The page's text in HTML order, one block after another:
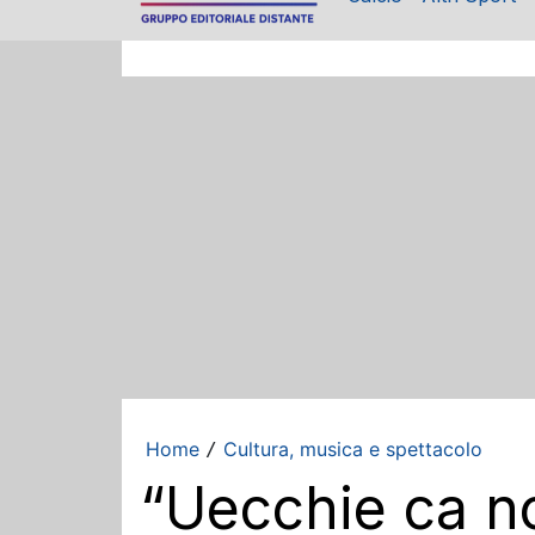
Home / Cultura, musica e spettacolo
“Uecchie ca